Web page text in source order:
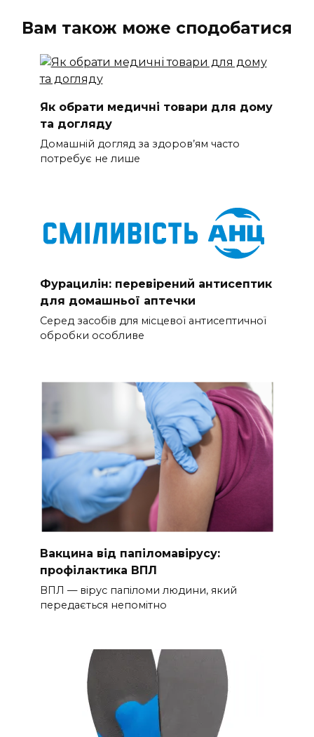
Вам також може сподобатися
Як обрати медичні товари для дому
та догляду
Домашній догляд за здоров’ям часто
потребує не лише
Фурацилін: перевірений антисептик
для домашньої аптечки
Серед засобів для місцевої антисептичної
обробки особливе
Вакцина від папіломавірусу:
профілактика ВПЛ
ВПЛ — вірус папіломи людини, який
передається непомітно